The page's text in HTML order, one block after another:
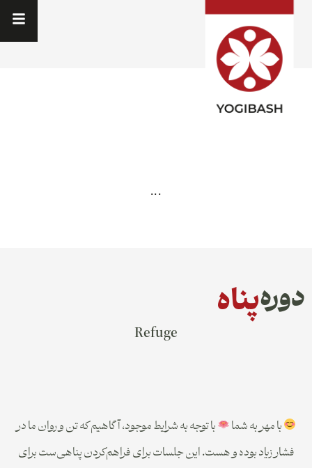
...
دورهپناه
Refuge
با مهر به شما
با توجه به شرایط موجود، آگاهیم که تن و روان ما در
فشار زیاد بوده و هست. این جلسات برای فراهم‌کردن پناهی‌ست برای